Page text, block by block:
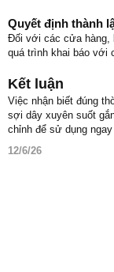
Quyết định thành
Đối với các cửa hàng,
quá trình khai báo với
Kết luận
Việc nhận biết đúng
sợi dây xuyên suốt
chỉnh để sử dụng
12/6/26